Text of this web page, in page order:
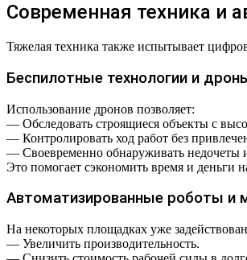
Современная техника и
Тяжелая техника также испытывает
Беспилотные технологии и
Использование дронов позволяет:
— Обследовать строящиеся объекты с
— Контролировать ход работ без
— Своевременно обнаруживать недочеты
Это помогает сэкономить время и деньги
Автоматизированные роботы и
На некоторых площадках уже
— Увеличить производительность.